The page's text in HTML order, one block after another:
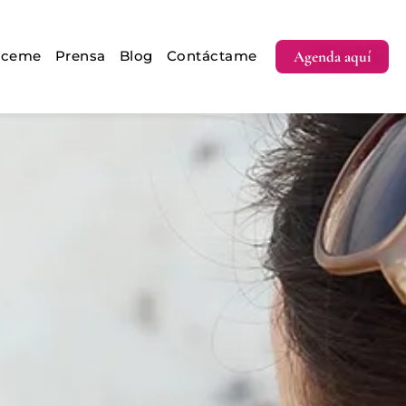
Prensa Blog Contáctame Agenda aquí